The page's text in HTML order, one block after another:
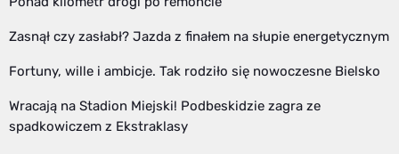
Zasnął czy zasłabł? Jazda z finałem na słupie energetycznym
Fortuny, wille i ambicje. Tak rodziło się nowoczesne Bielsko
Wracają na Stadion Miejski! Podbeskidzie zagra ze
spadkowiczem z Ekstraklasy